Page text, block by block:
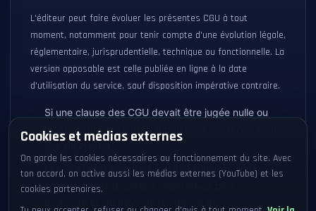
Cookies et médias externes
On garde les cookies nécessaires au fonctionnement du site. Avec
ton accord, on active aussi les médias externes (YouTube) et les
cookies partenaires.
L'éditeur peut faire évoluer les présentes CGU à tout
moment, notamment pour tenir compte d'une évolution légale,
réglementaire, jurisprudentielle, technique ou fonctionnelle. La
version opposable est celle publiée en ligne à la date
d'utilisation du service, sauf disposition impérative contraire.
Si une clause des CGU devait être jugée nulle ou
inopposable, les autres stipulations conserveraient
Les CGU sont soumises au droit français, sous
réserve des dispositions impératives plus